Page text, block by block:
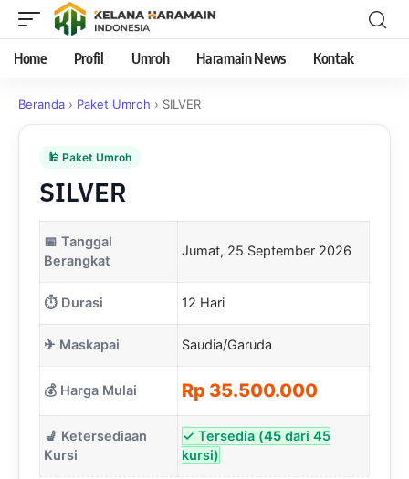
Home Profil Umroh Haramain News Kontak
Beranda › Paket Umroh › SILVER
🕌 Paket Umroh
SILVER
📅 Tanggal
Berangkat
Jumat, 25 September 2026
⏱ Durasi 12 Hari
✈ Maskapai Saudia/Garuda
💰 Harga Mulai Rp 35.500.000
💺 Ketersediaan
Kursi
✓ Tersedia (45 dari 45
kursi)